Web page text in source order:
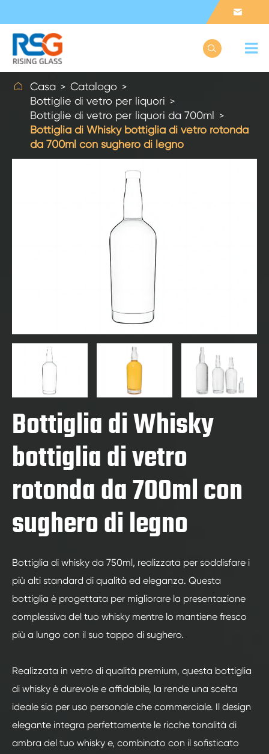


 Casa
Catalogo
Bottiglie di vetro per liquori
Bottiglie di vetro per liquori da 700ml
Bottiglia di Whisky bottiglia di vetro rotonda
da 700ml con sughero di legno
Bottiglia di Whisky
bottiglia di vetro
rotonda da 700ml con
sughero di legno
Bottiglia di whisky da 750ml, realizzata per soddisfare i
più alti standard di qualità ed eleganza. Questa
bottiglia è progettata per migliorare la presentazione
complessiva del tuo whisky mentre lo mantiene fresco
più a lungo con il suo tappo di sughero.
Realizzata in vetro di qualità premium, questa bottiglia
di whisky è durevole e affidabile, la rende una scelta
ideale sia per uso personale che commerciale. Il design
elegante integra perfettamente le ricche tonalità di
ambra del tuo whisky e, combinato con il sofisticato